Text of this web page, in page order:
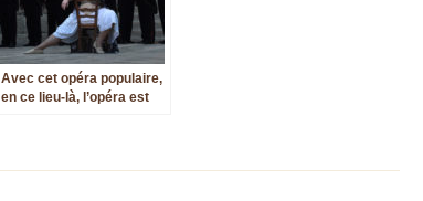
Avec cet opéra populaire,
en ce lieu-là, l’opéra est